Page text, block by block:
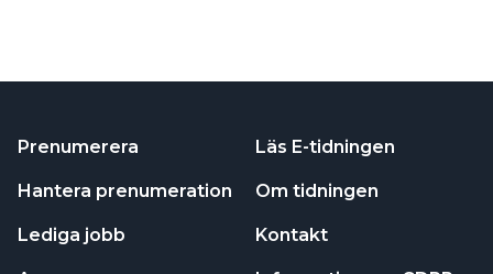
Prenumerera
Hantera prenumeration
Lediga jobb
Läs E-tidningen
Om tidningen
Kontakt